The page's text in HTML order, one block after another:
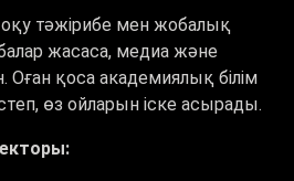
тәжірибе мен жобалық
жасаса, медиа және
Оған қоса академиялық білім
өз ойларын іске асырады.